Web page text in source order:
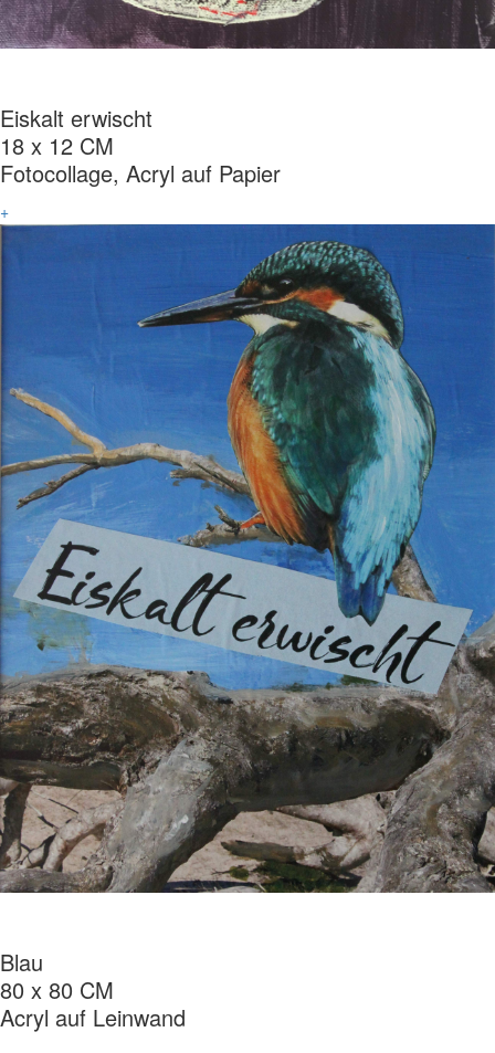
Eiskalt erwischt
18 x 12 CM
Fotocollage, Acryl auf Papier
+
Blau
80 x 80 CM
Acryl auf Leinwand